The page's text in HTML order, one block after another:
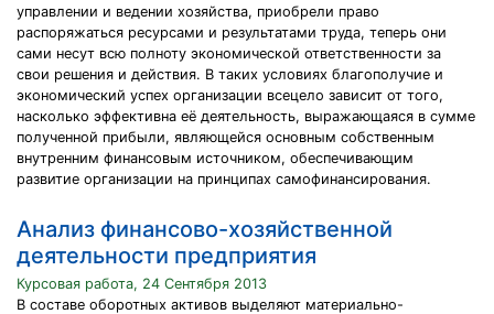
управлении и ведении хозяйства, приобрели право
распоряжаться ресурсами и результатами труда, теперь они
сами несут всю полноту экономической ответственности за
свои решения и действия. В таких условиях благополучие и
экономический успех организации всецело зависит от того,
насколько эффективна её деятельность, выражающаяся в сумме
полученной прибыли, являющейся основным собственным
внутренним финансовым источником, обеспечивающим
развитие организации на принципах самофинансирования.
Анализ финансово-хозяйственной
деятельности предприятия
Курсовая работа, 24 Сентября 2013
В составе оборотных активов выделяют материально-